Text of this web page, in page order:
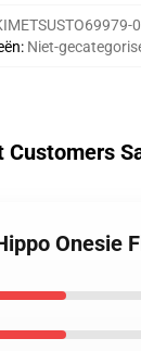
: Niet-
Customers
Onesie